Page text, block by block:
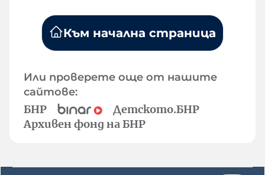
Към начална страница
Или проверете още от нашите
сайтове:
БНР
Детското.БНР
Архивен фонд на БНР